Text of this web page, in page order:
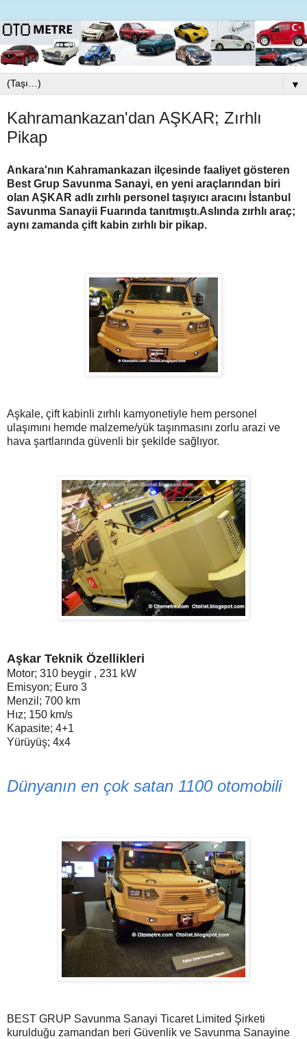
▼
Kahramankazan'dan AŞKAR; Zırhlı
Pikap
Ankara'nın Kahramankazan ilçesinde faaliyet gösteren
Best Grup Savunma Sanayi, en yeni araçlarından biri
olan AŞKAR adlı zırhlı personel taşıyıcı aracını İstanbul
Savunma Sanayii Fuarında tanıtmıştı.Aslında zırhlı araç;
aynı zamanda çift kabin zırhlı bir pikap.
Aşkale, çift kabinli zırhlı kamyonetiyle hem personel
ulaşımını hemde malzeme/yük taşınmasını zorlu arazi ve
hava şartlarında güvenli bir şekilde sağlıyor.
Aşkar Teknik Özellikleri
Motor; 310 beygir , 231 kW
Emisyon; Euro 3
Menzil; 700 km
Hız; 150 km/s
Kapasite; 4+1
Yürüyüş; 4x4
Dünyanın en çok satan 1100 otomobili
BEST GRUP Savunma Sanayi Ticaret Limited Şirketi
kurulduğu zamandan beri Güvenlik ve Savunma Sanayine